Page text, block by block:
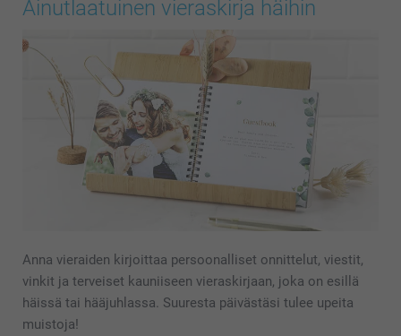
Ainutlaatuinen vieraskirja häihin
Anna vieraiden kirjoittaa persoonalliset onnittelut, viestit,
vinkit ja terveiset kauniiseen vieraskirjaan, joka on esillä
häissä tai hääjuhlassa. Suuresta päivästäsi tulee upeita
muistoja!